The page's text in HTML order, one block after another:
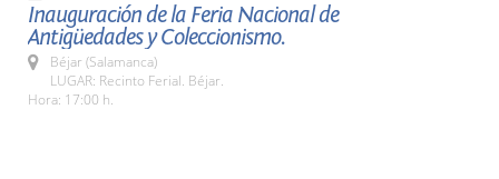
Inauguración de la Feria Nacional de
Antigüedades y Coleccionismo.
Béjar (Salamanca)
LUGAR: Recinto Ferial. Béjar.
Hora: 17:00 h.